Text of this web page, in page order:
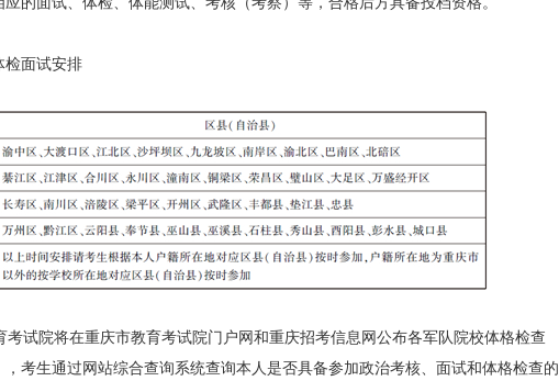
面试安排
试院将在重庆市教育考试院门户网和重庆招考信息网公布各军队院校体格检查
，考生通过网站综合查询系统查询本人是否具备参加政治考核、面试和体格检查的